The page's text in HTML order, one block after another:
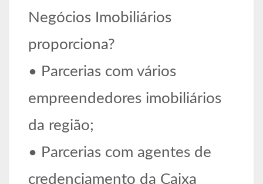
Negócios Imobiliários
proporciona?
• Parcerias com vários
empreendedores imobiliários
da região;
• Parcerias com agentes de
credenciamento da Caixa